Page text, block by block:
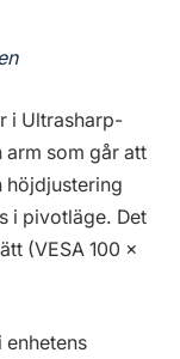
i Ultrasharp-
arm som går att
höjdjustering
i pivotläge. Det
(VESA 100 x
enhetens